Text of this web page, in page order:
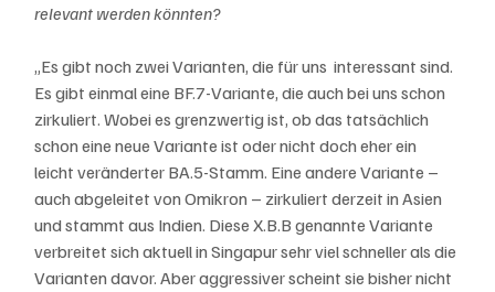
relevant werden könnten?
„Es gibt noch zwei Varianten, die für uns  interessant sind.
Es gibt einmal eine BF.7-Variante, die auch bei uns schon
zirkuliert. Wobei es grenzwertig ist, ob das tatsächlich
schon eine neue Variante ist oder nicht doch eher ein
leicht veränderter BA.5-Stamm. Eine andere Variante –
auch abgeleitet von Omikron – zirkuliert derzeit in Asien
und stammt aus Indien. Diese X.B.B genannte Variante
verbreitet sich aktuell in Singapur sehr viel schneller als die
Varianten davor. Aber aggressiver scheint sie bisher nicht